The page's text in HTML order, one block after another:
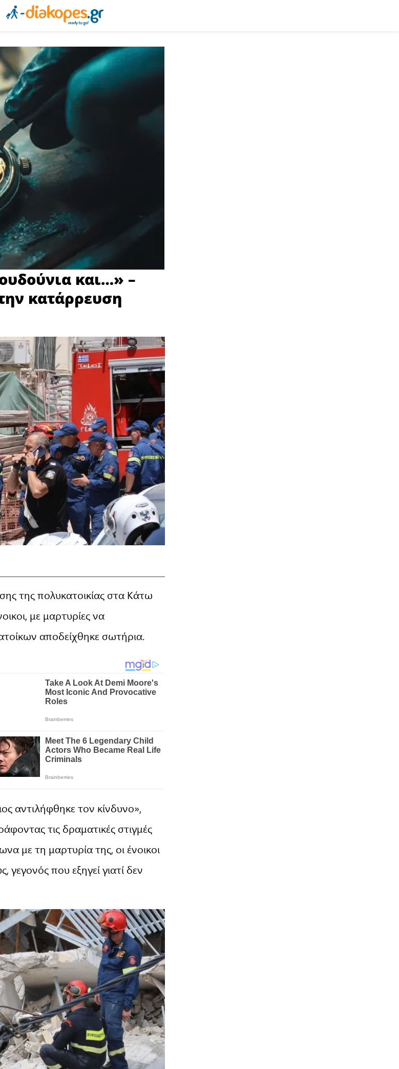
και…» –
κατάρρευση
της πολυκατοικίας στα Κάτω
με μαρτυρίες να
αποδείχθηκε σωτήρια.
αντιλήφθηκε τον κίνδυνο»,
τις δραματικές στιγμές
με τη μαρτυρία της, οι ένοικοι
που εξηγεί γιατί δεν